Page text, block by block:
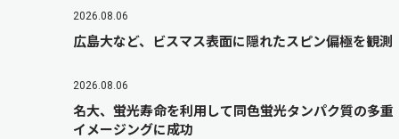
2026.08.06
広島大など、ビスマス表面に隠れたスピン偏極を観測
2026.08.06
名大、蛍光寿命を利用して同色蛍光タンパク質の多重
イメージングに成功